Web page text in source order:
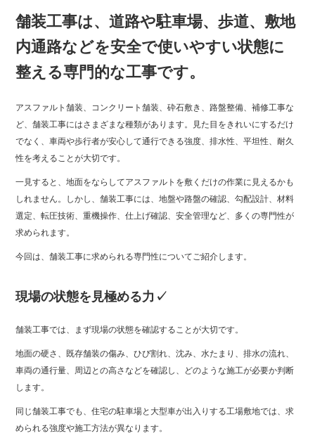
bo
ok
tte
r
舗装工事は、道路や駐車場、歩道、敷地
内通路などを安全で使いやすい状態に
整える専門的な工事です。
アスファルト舗装、コンクリート舗装、砕石敷き、路盤整備、補修工事な
ど、舗装工事にはさまざまな種類があります。見た目をきれいにするだけ
でなく、車両や歩行者が安心して通行できる強度、排水性、平坦性、耐久
性を考えることが大切です。
一見すると、地面をならしてアスファルトを敷くだけの作業に見えるかも
しれません。しかし、舗装工事には、地盤や路盤の確認、勾配設計、材料
選定、転圧技術、重機操作、仕上げ確認、安全管理など、多くの専門性が
求められます。
今回は、舗装工事に求められる専門性についてご紹介します。
現場の状態を見極める力✓
舗装工事では、まず現場の状態を確認することが大切です。
地面の硬さ、既存舗装の傷み、ひび割れ、沈み、水たまり、排水の流れ、
車両の通行量、周辺との高さなどを確認し、どのような施工が必要か判断
します。
同じ舗装工事でも、住宅の駐車場と大型車が出入りする工場敷地では、求
められる強度や施工方法が異なります。